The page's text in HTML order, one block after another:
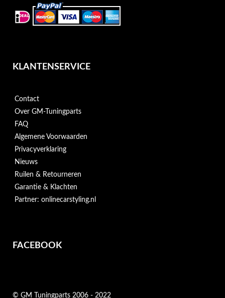
KLANTENSERVICE
Contact
Over GM-Tuningparts
FAQ
Algemene Voorwaarden
Privacyverklaring
Nieuws
Ruilen & Retourneren
Garantie & Klachten
Partner: onlinecarstyling.nl
FACEBOOK
© GM Tuningparts 2006 - 2022